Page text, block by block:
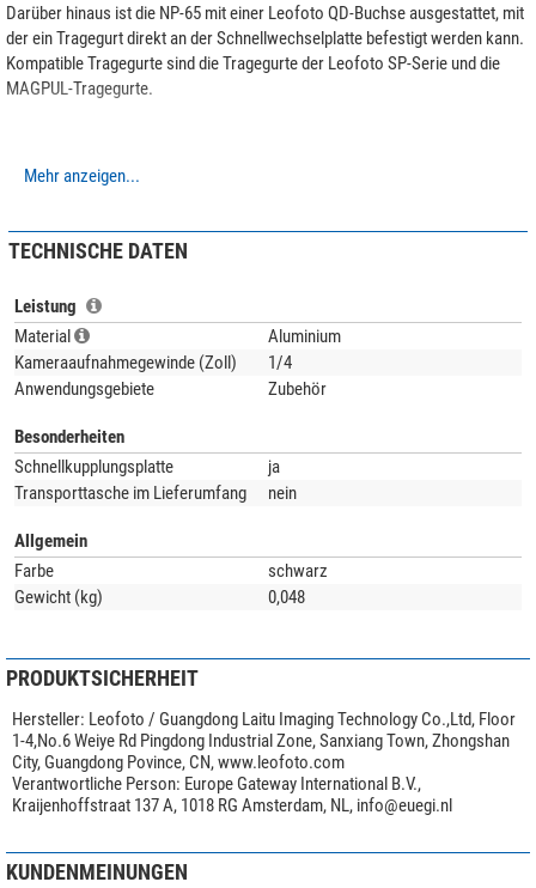
Darüber hinaus ist die NP-65 mit einer Leofoto QD-Buchse ausgestattet, mit
der ein Tragegurt direkt an der Schnellwechselplatte befestigt werden kann.
Kompatible Tragegurte sind die Tragegurte der Leofoto SP-Serie und die
MAGPUL-Tragegurte.
Mehr anzeigen...
TECHNISCHE DATEN
Leistung
Material
Aluminium
Kameraaufnahmegewinde (Zoll)
1/4
Anwendungsgebiete
Zubehör
Besonderheiten
Schnellkupplungsplatte
ja
Transporttasche im Lieferumfang
nein
Allgemein
Farbe
schwarz
Gewicht (kg)
0,048
PRODUKTSICHERHEIT
Hersteller: Leofoto / Guangdong Laitu Imaging Technology Co.,Ltd, Floor
1-4,No.6 Weiye Rd Pingdong Industrial Zone, Sanxiang Town, Zhongshan
City, Guangdong Povince, CN, www.leofoto.com
Verantwortliche Person: Europe Gateway International B.V.,
Kraijenhoffstraat 137 A, 1018 RG Amsterdam, NL, info@euegi.nl
KUNDENMEINUNGEN